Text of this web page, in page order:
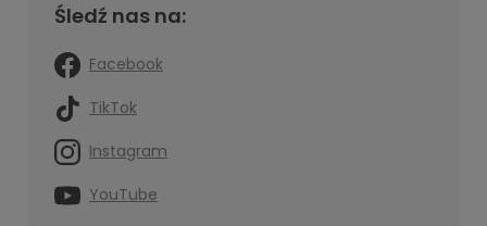
Śledź nas na:
Facebook
TikTok
Instagram
YouTube